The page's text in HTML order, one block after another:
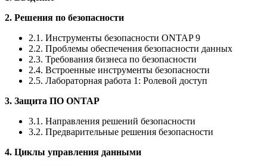
2. Решения по безопасности
2.1. Инструменты безопасности ONTAP 9
2.2. Проблемы обеспечения безопасности данных
2.3. Требования бизнеса по безопасности
2.4. Встроенные инструменты безопасности
2.5. Лабораторная работа 1: Ролевой доступ
3. Защита ПО ONTAP
3.1. Направления решений безопасности
3.2. Предварительные решения безопасности
4. Циклы управления данными